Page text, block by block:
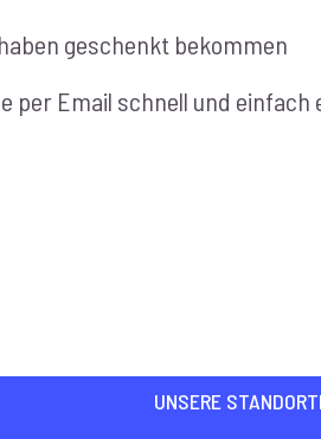
geschenkt bekommen
per Email schnell und einfach
UNSERE